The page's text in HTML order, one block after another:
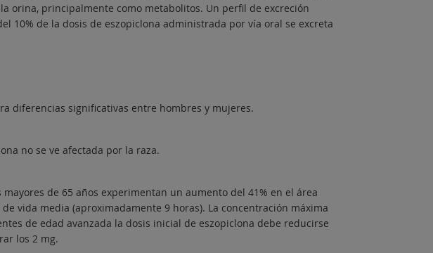
orina, principalmente como metabolitos. Un perfil de excreción
10% de la dosis de eszopiclona administrada por vía oral se excreta
diferencias significativas entre hombres y mujeres.
no se ve afectada por la raza.
de 65 años experimentan un aumento del 41% en el área
vida media (aproximadamente 9 horas). La concentración máxima
de edad avanzada la dosis inicial de eszopiclona debe reducirse
los 2 mg.